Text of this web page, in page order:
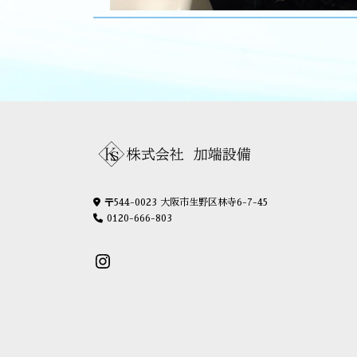
〒544-0023 大阪市生野区林寺6-7-45
0120-666-803
Instagram